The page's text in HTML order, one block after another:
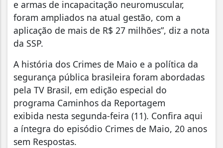
e armas de incapacitação neuromuscular,
foram ampliados na atual gestão, com a
aplicação de mais de R$ 27 milhões”, diz a nota
da SSP.
A história dos Crimes de Maio e a política da
segurança pública brasileira foram abordadas
pela TV Brasil, em edição especial do
programa Caminhos da Reportagem
exibida nesta segunda-feira (11). Confira aqui
a íntegra do episódio Crimes de Maio, 20 anos
sem Respostas.